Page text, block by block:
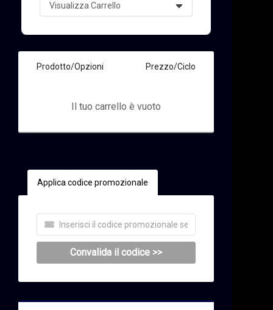
Prodotto/Opzioni Prezzo/Ciclo
Il tuo carrello è vuoto
Applica codice promozionale
Convalida il codice >>